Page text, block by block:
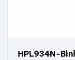
HPL934N-